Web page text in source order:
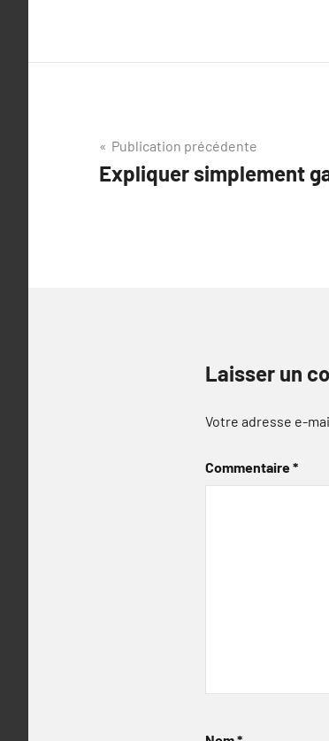
Navigation
de
Publication précédente
Expliquer simplement
Laisser un
Votre adresse e-
Commentaire*